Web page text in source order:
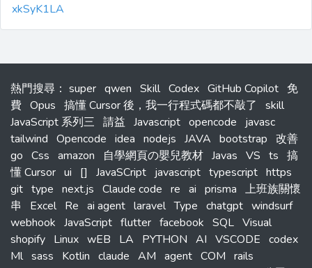
xkSyK1LA
熱門搜尋 ： super qwen Skill Codex GitHub Copilot 免
費 Opus 搞懂 Cursor 後，我一行程式碼都不敲了
skill
JavaScript 系列三 請益 Javascript opencode
javasc
tailwind Opencode idea nodejs JAVA bootstrap 改善
go Css amazon 自學網頁の嬰兒教材 Javas VS ts 搞
懂 Cursor ui [] JavaSCript javascript typescript https
git type next.js Claude code re ai prisma 上班族關懷
串
Excel Re ai agent laravel Type chatgpt windsurf
webhook JavaScript flutter facebook SQL Visual
shopify Linux wEB LA PYTHON AI VSCODE codex
Ml sass Kotlin claude AM agent COM rails